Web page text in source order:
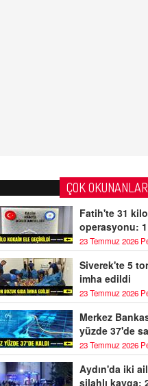
ÇOK OKUNANLAR
Fatih'te 31
operasyonu:
23 Temmuz 2026
Siverek'te 5
imha edildi
23 Temmuz 2026
Merkez
yüzde 37'de
23 Temmuz 2026
Aydın'da iki
silahlı kavga: